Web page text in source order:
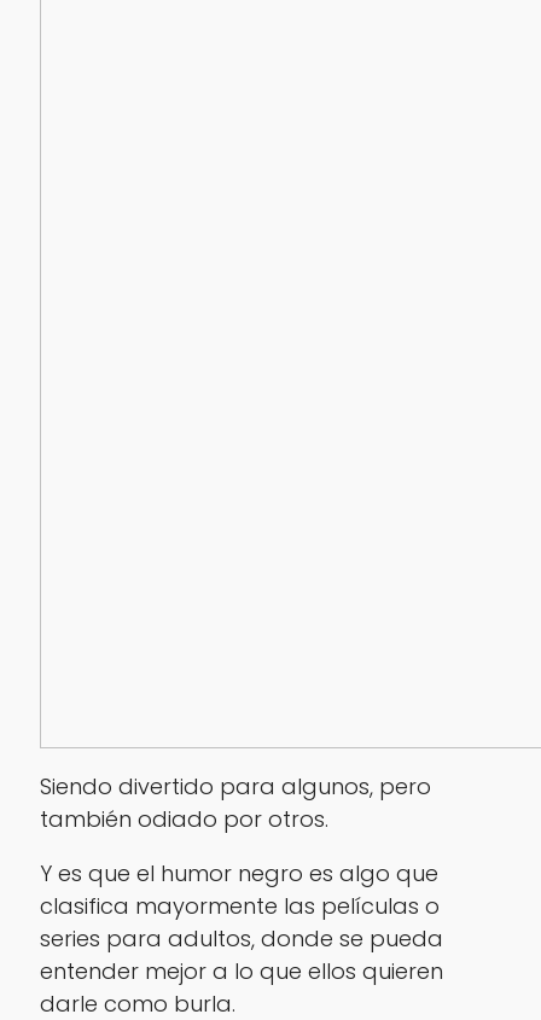
Siendo divertido para algunos, pero
también odiado por otros.
Y es que el humor negro es algo que
clasifica mayormente las películas o
series para adultos, donde se pueda
entender mejor a lo que ellos quieren
darle como burla.